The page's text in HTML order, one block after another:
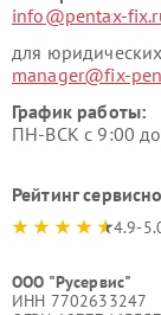
info@pentax-
для
manager@fix-
График работы:
ПН-ВСК с 9:00
Рейтинг
4.9-
ООО "Русервис"
ИНН 7702633247